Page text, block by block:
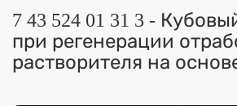
7 43 524 01 31 3 -
при регенерации
растворителя на